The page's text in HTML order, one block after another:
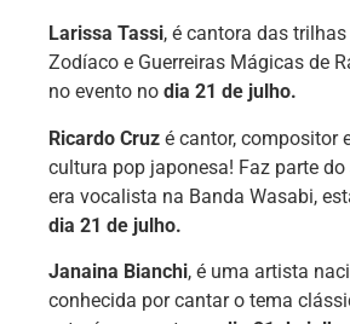
Larissa Tassi, é cantora das
Zodíaco e Guerreiras Mágicas de
no evento no dia 21 de julho.
Ricardo Cruz é cantor, compositor
cultura pop japonesa! Faz parte
era vocalista na Banda Wasabi,
dia 21 de julho.
Janaina Bianchi, é uma artista
conhecida por cantar o tema